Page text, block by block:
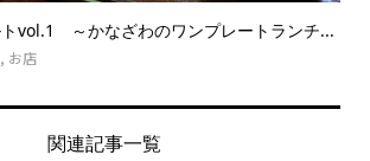
vol.1 ～かなざわのワンプレートランチ...
, お店
関連記事一覧